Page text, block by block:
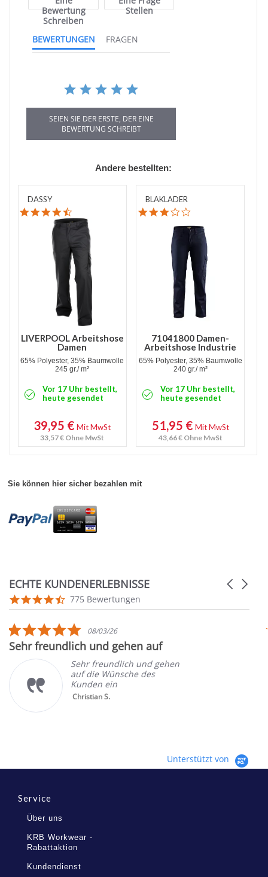
Bewertung
Schreiben
Stellen
BEWERTUNGEN FRAGEN
SEIEN SIE DER ERSTE, DER EINE
BEWERTUNG SCHREIBT
Andere bestellten:
DASSY
4.7 STAR RATING
LIVERPOOL Arbeitshose
Damen
65% Polyester, 35% Baumwolle
245 gr./ m²
Vor 17 Uhr bestellt,
heute gesendet
39,95 €Mit MwSt
33,57 € Ohne MwSt
BLAKLADER
3.0 STAR RATING
71041800 Damen-
Arbeitshose Industrie
65% Polyester, 35% Baumwolle
240 gr./ m²
Vor 17 Uhr bestellt,
heute gesendet
51,95 € Mit MwSt
43,66 € Ohne MwSt
Sie können hier sicher bezahlen mit
ECHTE KUNDENERLEBNISSE
Reviews
carousel
Carousel
4.7
star
775 Bewertungen
5.0
star
rating
08/03/26
Sehr freundlich und gehen auf
Sehr freundlich und gehen
auf die Wünsche des
Kunden ein
Christian S.
Unterstützt von
Service
Über uns
KRB Workwear -
Rabattaktion
Kundendienst